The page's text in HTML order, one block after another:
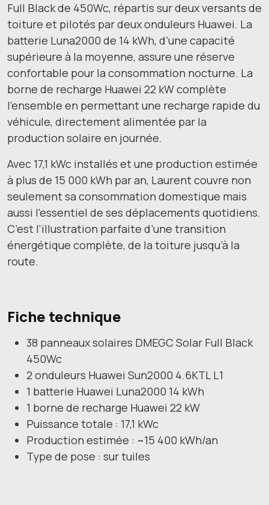
Full Black de 450Wc, répartis sur deux versants de
toiture et pilotés par deux onduleurs Huawei. La
batterie Luna2000 de 14 kWh, d’une capacité
supérieure à la moyenne, assure une réserve
confortable pour la consommation nocturne. La
borne de recharge Huawei 22 kW complète
l’ensemble en permettant une recharge rapide du
véhicule, directement alimentée par la
production solaire en journée.
Avec 17,1 kWc installés et une production estimée
à plus de 15 000 kWh par an, Laurent couvre non
seulement sa consommation domestique mais
aussi l’essentiel de ses déplacements quotidiens.
C’est l’illustration parfaite d’une transition
énergétique complète, de la toiture jusqu’à la
route.
Fiche technique
38 panneaux solaires DMEGC Solar Full Black
450Wc
2 onduleurs Huawei Sun2000 4.6KTL L1
1 batterie Huawei Luna2000 14 kWh
1 borne de recharge Huawei 22 kW
Puissance totale : 17,1 kWc
Production estimée : ~15 400 kWh/an
Type de pose : sur tuiles